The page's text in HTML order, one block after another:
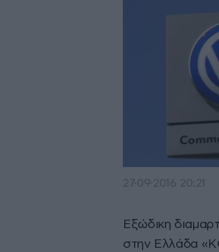
27·09·2016 20:21
Εξώδικη
στην Ελλάδα